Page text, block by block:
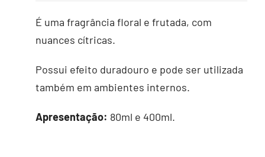
É uma fragrância floral e frutada, com
nuances cítricas.
Possui efeito duradouro e pode ser utilizada
também em ambientes internos.
Apresentação: 80ml e 400ml.